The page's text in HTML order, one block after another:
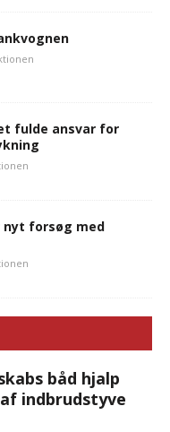
fulde ansvar for
nyt forsøg med
båd hjalp
indbrudstyve